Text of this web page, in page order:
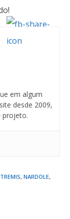
em algum
desde 2009,
projeto.
, NARDOLE,